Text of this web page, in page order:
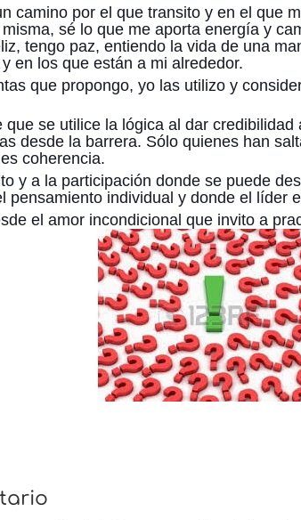
camino por el que transito y en el que
sé lo que me aporta energía y
tengo paz, entiendo la vida de una
en los que están a mi alrededor.
que propongo, yo las utilizo y
que se utilice la lógica al dar
desde la barrera. Sólo quienes han
coherencia.
y a la participación donde se puede
pensamiento individual y donde el líder
el amor incondicional que invito a